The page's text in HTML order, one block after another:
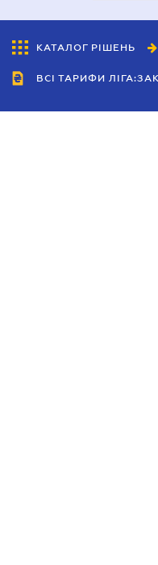
КАТАЛОГ РІШЕНЬ
ВСІ ТАРИФИ